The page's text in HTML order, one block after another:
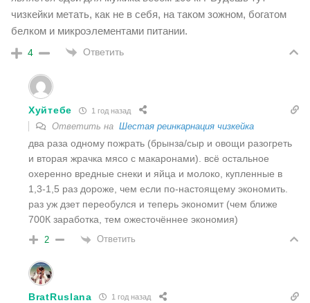
чизкейки метать, как не в себя, на таком зожном, богатом
белком и микроэлементами питании.
4 Ответить
Хуйтебе 1 год назад
Ответить на Шестая реинкарнация чизкейка
два раза одному пожрать (брынза/сыр и овощи разогреть
и вторая жрачка мясо с макаронами). всё остальное
охеренно вредные снеки и яйца и молоко, купленные в
1,3-1,5 раз дороже, чем если по-настоящему экономить.
раз уж дзет переобулся и теперь экономит (чем ближе
700К заработка, тем ожесточённее экономия)
2 Ответить
BratRuslana 1 год назад